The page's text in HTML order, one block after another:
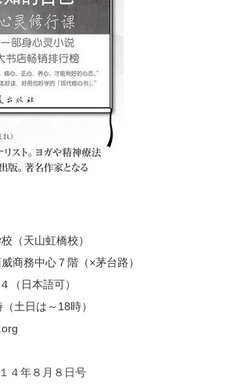
（天山虹橋校）
商務中心７階（×茅台路）
（日本語可）
土日は～18時）
４年８月８日号